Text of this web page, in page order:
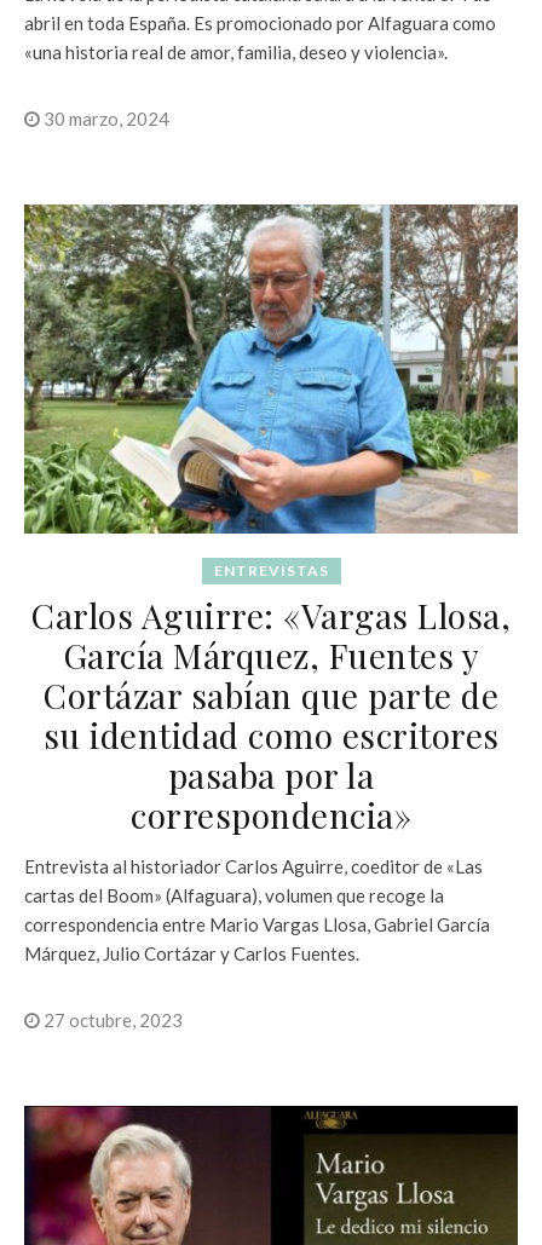
abril en toda España. Es promocionado por Alfaguara como
«una historia real de amor, familia, deseo y violencia».
30 marzo, 2024
ENTREVISTAS
Carlos Aguirre: «Vargas Llosa,
García Márquez, Fuentes y
Cortázar sabían que parte de
su identidad como escritores
pasaba por la
correspondencia»
Entrevista al historiador Carlos Aguirre, coeditor de «Las
cartas del Boom» (Alfaguara), volumen que recoge la
correspondencia entre Mario Vargas Llosa, Gabriel García
Márquez, Julio Cortázar y Carlos Fuentes.
27 octubre, 2023